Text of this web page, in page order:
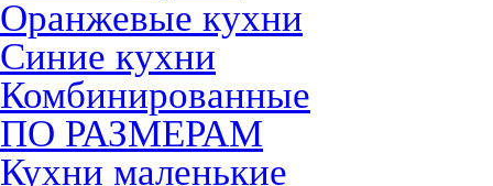
Оранжевые кухни
Синие кухни
Комбинированные
ПО РАЗМЕРАМ
Кухни маленькие